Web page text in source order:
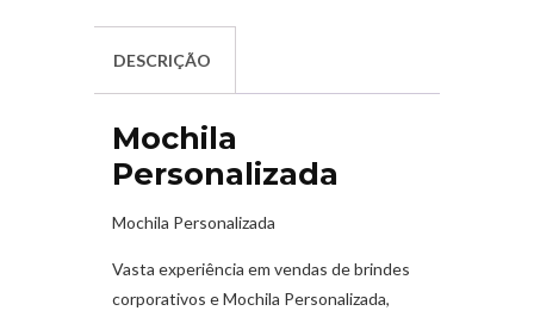
DESCRIÇÃO
Mochila
Personalizada
Mochila Personalizada
Vasta experiência em vendas de brindes
corporativos e Mochila Personalizada,